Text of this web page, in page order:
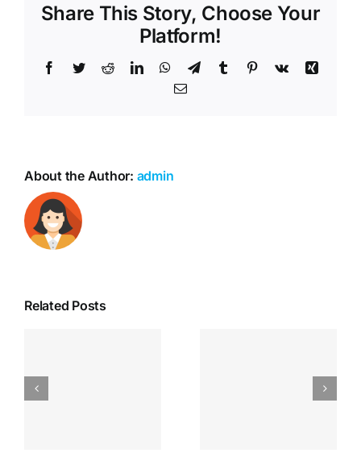
Share This Story, Choose Your
Platform!
Facebook
TwitterRedditLinkedInWhatsApp
TelegramTumblr Pinterest
Vk
Xing
Email
About the Author: admin
Related Posts